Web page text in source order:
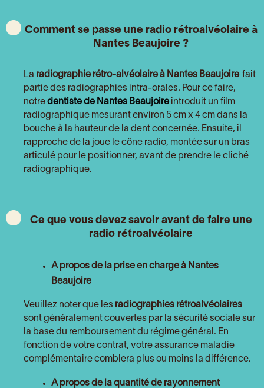
Comment se passe une radio rétroalvéolaire à
Nantes Beaujoire ?
La radiographie rétro-alvéolaire à Nantes Beaujoire fait
partie des radiographies intra-orales. Pour ce faire,
notre dentiste de Nantes Beaujoire introduit un film
radiographique mesurant environ 5 cm x 4 cm dans la
bouche à la hauteur de la dent concernée. Ensuite, il
rapproche de la joue le cône radio, montée sur un bras
articulé pour le positionner, avant de prendre le cliché
radiographique.
Ce que vous devez savoir avant de faire une
radio rétroalvéolaire
A propos de la prise en charge à Nantes
Beaujoire
Veuillez noter que les radiographies rétroalvéolaires
sont généralement couvertes par la sécurité sociale sur
la base du remboursement du régime général. En
fonction de votre contrat, votre assurance maladie
complémentaire comblera plus ou moins la différence.
A propos de la quantité de rayonnement